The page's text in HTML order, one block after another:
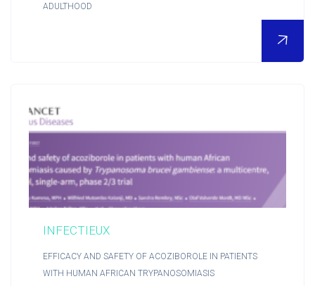
ADULTHOOD
INFECTIEUX
EFFICACY AND SAFETY OF ACOZIBOROLE IN PATIENTS
WITH HUMAN AFRICAN TRYPANOSOMIASIS